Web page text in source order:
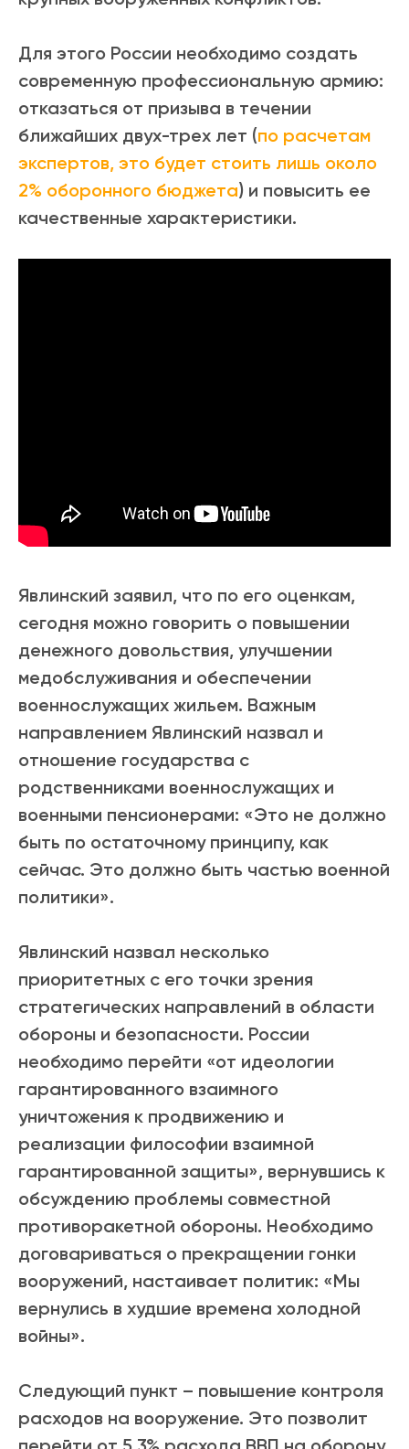
Для этого России необходимо создать
современную профессиональную армию:
отказаться от призыва в течении
ближайших двух-трех лет (по расчетам
экспертов, это будет стоить лишь около
2% оборонного бюджета) и повысить ее
качественные характеристики.
Явлинский заявил, что по его оценкам,
сегодня можно говорить о повышении
денежного довольствия, улучшении
медобслуживания и обеспечении
военнослужащих жильем. Важным
направлением Явлинский назвал и
отношение государства с
родственниками военнослужащих и
военными пенсионерами: «Это не должно
быть по остаточному принципу, как
сейчас. Это должно быть частью военной
политики».
Явлинский назвал несколько
приоритетных с его точки зрения
стратегических направлений в области
обороны и безопасности. России
необходимо перейти «от идеологии
гарантированного взаимного
уничтожения к продвижению и
реализации философии взаимной
гарантированной защиты», вернувшись к
обсуждению проблемы совместной
противоракетной обороны. Необходимо
договариваться о прекращении гонки
вооружений, настаивает политик: «Мы
вернулись в худшие времена холодной
войны».
Следующий пункт – повышение контроля
расходов на вооружение. Это позволит